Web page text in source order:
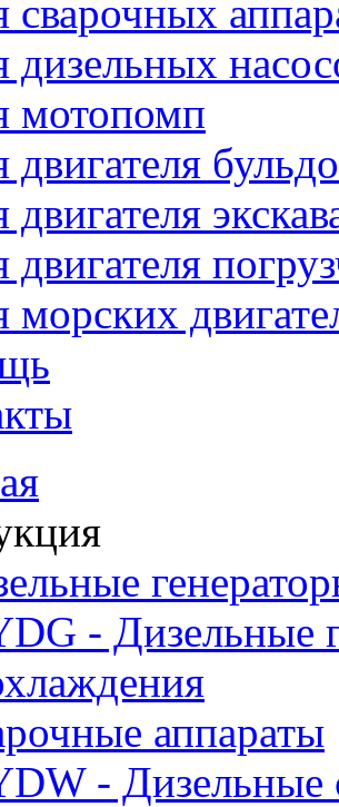
сварочных
дизельных
мотопомп
двигателя
двигателя
морских
- Дизельные
аппараты
- Дизельные